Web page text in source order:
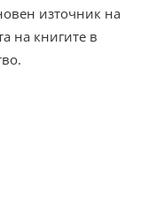
източник на
на книгите в